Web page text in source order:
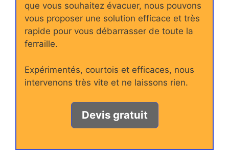
que vous souhaitez évacuer, nous pouvons
vous proposer une solution efficace et très
rapide pour vous débarrasser de toute la
ferraille.
Expérimentés, courtois et efficaces, nous
intervenons très vite et ne laissons rien.
Devis gratuit